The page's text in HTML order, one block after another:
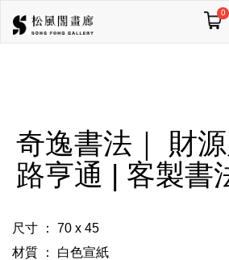
0
奇逸書法｜ 財
路亨通 | 客製書
尺寸 ： 70 x 45
材質 ： 白色宣紙